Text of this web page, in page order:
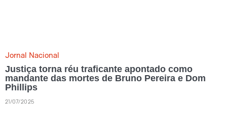
Jornal Nacional
Justiça torna réu traficante apontado como
mandante das mortes de Bruno Pereira e Dom
Phillips
21/07/2025